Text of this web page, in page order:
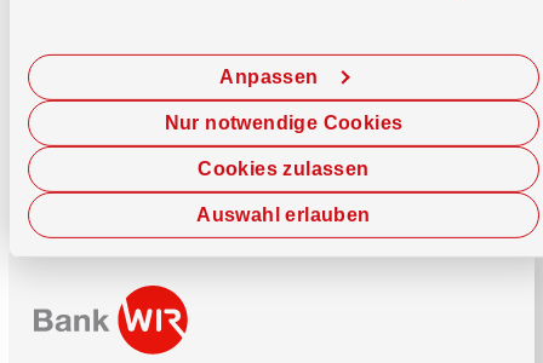
Cookies zulassen
Anpassen
Auswahl erlauben
Nur notwendige Cookies
Jetzt chatten